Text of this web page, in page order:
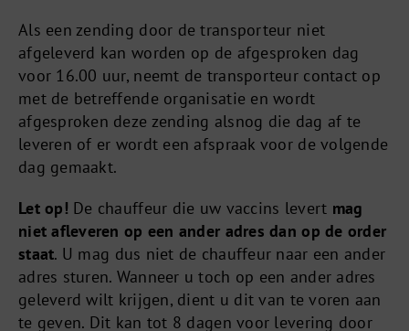
Als een zending door de transporteur niet
afgeleverd kan worden op de afgesproken dag
voor 16.00 uur, neemt de transporteur contact op
met de betreffende organisatie en wordt
afgesproken deze zending alsnog die dag af te
leveren of er wordt een afspraak voor de volgende
dag gemaakt.
Let op! De chauffeur die uw vaccins levert mag
niet afleveren op een ander adres dan op de order
staat. U mag dus niet de chauffeur naar een ander
adres sturen. Wanneer u toch op een ander adres
geleverd wilt krijgen, dient u dit van te voren aan
te geven. Dit kan tot 8 dagen voor levering door